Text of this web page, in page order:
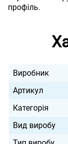
профіль.
Виробник
Артикул
Категорія
Вид виробу